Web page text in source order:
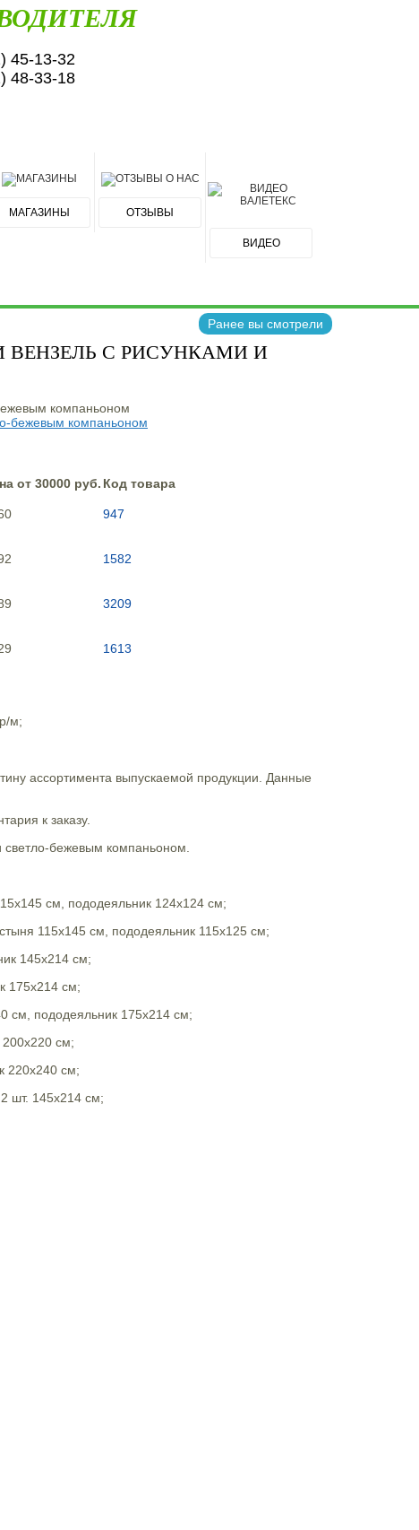
45-13-32
48-33-18
МАГАЗИНЫ ОТЗЫВЫ
ВИДЕО
Ранее вы смотрели
ВЕНЗЕЛЬ С РИСУНКАМИ И
от 30000 руб. Код товара
947
1582
3209
1613
м;
ассортимента выпускаемой продукции. Данные
к заказу.
светло-бежевым компаньоном.
см, пододеяльник 124х124 см;
115х145 см, пододеяльник 115х125 см;
145х214 см;
175х214 см;
см, пододеяльник 175х214 см;
см;
220х240 см;
шт. 145х214 см;